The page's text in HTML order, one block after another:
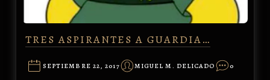
TRES ASPIRANTES A GUARDIA…
SEPTIEMBRE 22, 2017 MIGUEL M. DELICADO 0